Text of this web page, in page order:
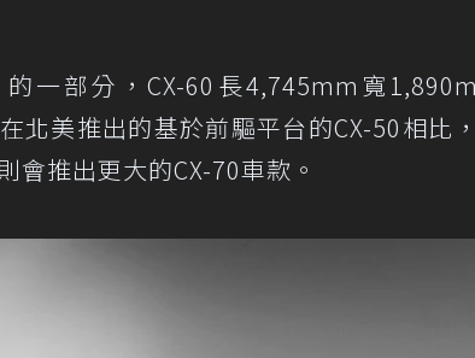
一部分，CX-60長4,745mm寬
北美推出的基於前驅平台的CX-50相比
會推出更大的CX-70車款。